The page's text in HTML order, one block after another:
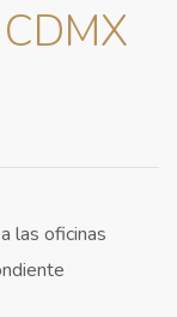
las oficinas